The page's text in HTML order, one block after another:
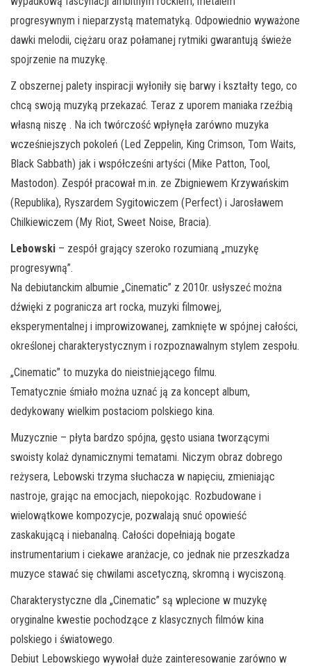
progresywnym i nieparzystą matematyką. Odpowiednio wyważone
dawki melodii, ciężaru oraz połamanej rytmiki gwarantują świeże
spojrzenie na muzykę.
Z obszernej palety inspiracji wyłoniły się barwy i kształty tego, co
chcą swoją muzyką przekazać. Teraz z uporem maniaka rzeźbią
własną niszę . Na ich twórczość wpłynęła zarówno muzyka
wcześniejszych pokoleń (Led Zeppelin, King Crimson, Tom Waits,
Black Sabbath) jak i współcześni artyści (Mike Patton, Tool,
Mastodon). Zespół pracował m.in. ze Zbigniewem Krzywańskim
(Republika), Ryszardem Sygitowiczem (Perfect) i Jarosławem
Chilkiewiczem (My Riot, Sweet Noise, Bracia).
Lebowski – zespół grający szeroko rozumianą „muzykę
progresywną”.
Na debiutanckim albumie „Cinematic” z 2010r. usłyszeć można
dźwięki z pogranicza art rocka, muzyki filmowej,
eksperymentalnej i improwizowanej, zamknięte w spójnej całości,
określonej charakterystycznym i rozpoznawalnym stylem zespołu.
„Cinematic” to muzyka do nieistniejącego filmu.
Tematycznie śmiało można uznać ją za koncept album,
dedykowany wielkim postaciom polskiego kina.
Muzycznie – płyta bardzo spójna, gęsto usiana tworzącymi
swoisty kolaż dynamicznymi tematami. Niczym obraz dobrego
reżysera, Lebowski trzyma słuchacza w napięciu, zmieniając
nastroje, grając na emocjach, niepokojąc. Rozbudowane i
wielowątkowe kompozycje, pozwalają snuć opowieść
zaskakującą i niebanalną. Całości dopełniają bogate
instrumentarium i ciekawe aranżacje, co jednak nie przeszkadza
muzyce stawać się chwilami ascetyczną, skromną i wyciszoną.
Charakterystyczne dla „Cinematic” są wplecione w muzykę
oryginalne kwestie pochodzące z klasycznych filmów kina
polskiego i światowego.
Debiut Lebowskiego wywołał duże zainteresowanie zarówno w